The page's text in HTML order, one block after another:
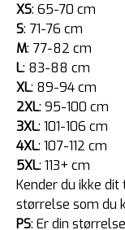
XS: 65-70 cm
S: 71-76 cm
M: 77-82 cm
L: 83-88 cm
XL: 89-94 cm
2XL: 95-100 cm
3XL: 101-106 cm
4XL: 107-112 cm
5XL: 113+ cm
Kender du ikke
størrelse som du
PS: Er din